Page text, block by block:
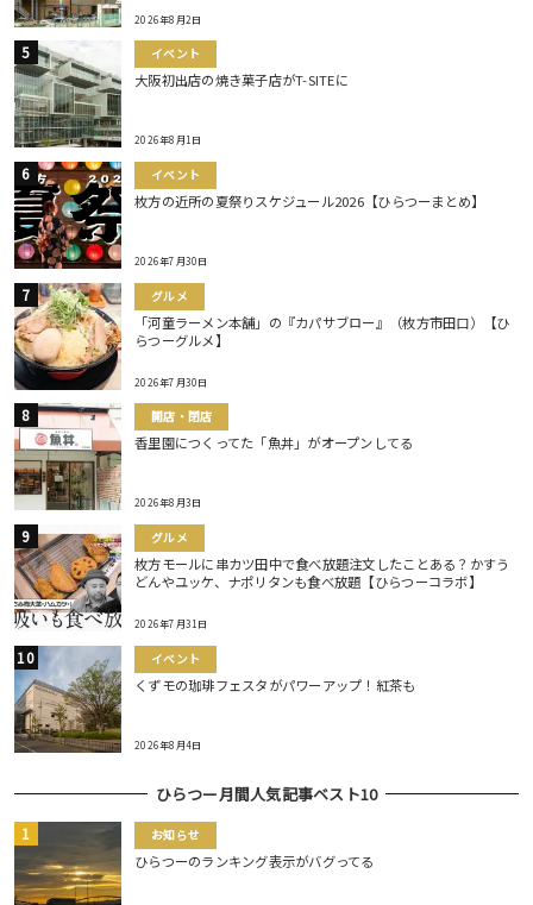
2026年8月2日
イベント
大阪初出店の焼き菓子店がT-SITEに
2026年8月1日
イベント
枚方の近所の夏祭りスケジュール2026【ひらつーまとめ】
2026年7月30日
グルメ
「河童ラーメン本舗」の『カパサブロー』（枚方市田口）【ひ
らつーグルメ】
2026年7月30日
開店・閉店
香里園につくってた「魚丼」がオープンしてる
2026年8月3日
グルメ
枚方モールに串カツ田中で食べ放題注文したことある？かすう
どんやユッケ、ナポリタンも食べ放題【ひらつーコラボ】
2026年7月31日
イベント
くずモの珈琲フェスタがパワーアップ！紅茶も
2026年8月4日
ひらつー月間人気記事ベスト10
お知らせ
ひらつーのランキング表示がバグってる